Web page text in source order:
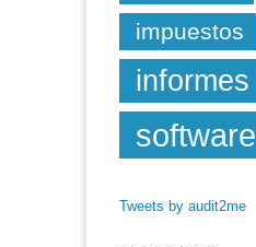
impuestos
informes
software
Tweets by audit2me